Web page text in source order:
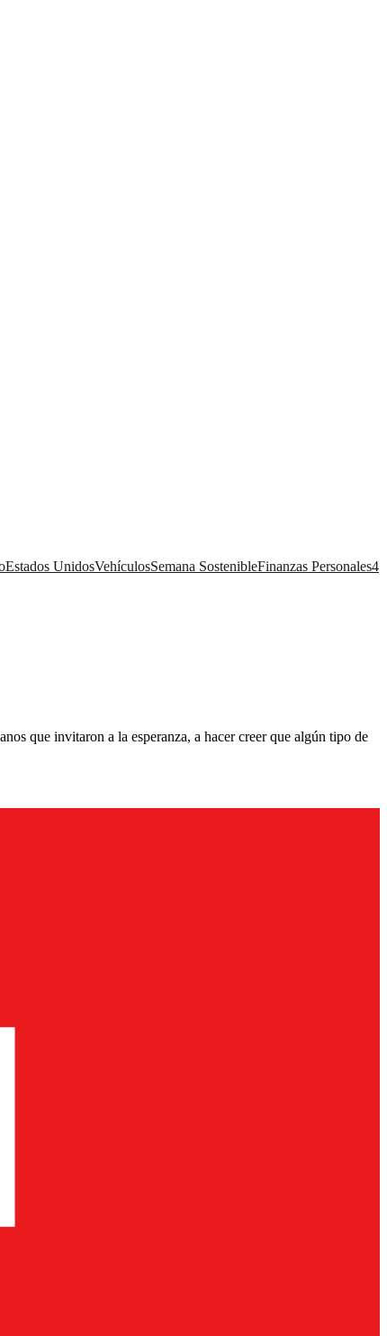
Estados UnidosVehículosSemana SostenibleFinanzas Personales4
que invitaron a la esperanza, a hacer creer que algún tipo de